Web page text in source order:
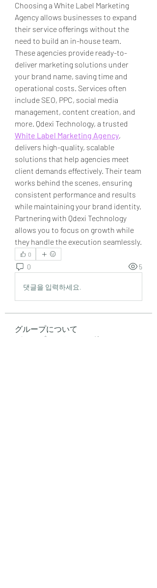
Choosing a White Label Marketing
Agency allows businesses to expand
their service offerings without the
need to build an in-house team.
These agencies provide ready-to-
deliver marketing solutions under
your brand name, saving time and
operational costs. Services often
include SEO, PPC, social media
management, content creation, and
White Label Marketing Agency,
delivers high-quality, scalable
solutions that help agencies meet
client demands effectively. Their team
works behind the scenes, ensuring
consistent performance and results
while maintaining your brand identity.
Partnering with Qdexi Technology
allows you to focus on growth while
they handle the execution seamlessly.
0
0 5
댓글을 입력하세요.
グループについて
グループへようこそ！他のメンバー